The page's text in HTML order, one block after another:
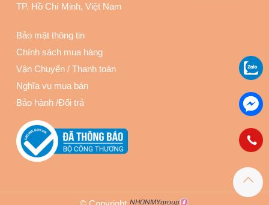
TP. Hồ Chí Minh, Việt Nam
Bảo mật thông tin
Chính sách mua hàng
Vận Chuyển / Thanh toán
Nghĩa vụ mua bán
Bảo hành /Đổi trả